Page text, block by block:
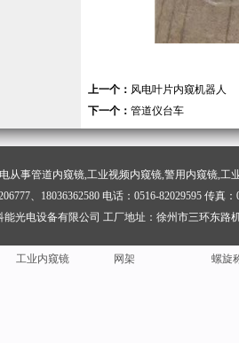
上一个： 风电叶片内窥机器人
下一个： 管道仪台车
从事管道内窥镜,工业视频内窥镜,警用内窥镜,
、18036362580 电话：0516-82029595 传真
能光电设备有限公司 工厂地址：徐州市三环东
花纹铝板 铝板生产厂家
校验
工业内窥镜 网架
螺旋